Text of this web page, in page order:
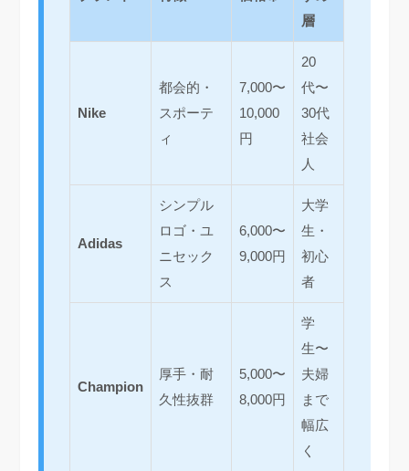
層
Nike
都会的・
スポーテ
ィ
7,000〜
10,000
円
20
代〜
30代
社会
人
Adidas
シンプル
ロゴ・ユ
ニセック
ス
6,000〜
9,000円
大学
生・
初心
者
Champion
厚手・耐
久性抜群
5,000〜
8,000円
学
生〜
夫婦
まで
幅広
く